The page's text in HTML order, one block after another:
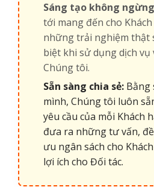
Sáng tạo không
tới mang đến cho
những trải nghiệm thật
biệt khi sử dụng dịch vụ
Chúng tôi.
Sẵn sàng chia sẻ: Bằng
mình, Chúng tôi luôn
yêu cầu của mỗi Khách
đưa ra những tư vấn,
ưu ngân sách cho
lợi ích cho Đối tác.